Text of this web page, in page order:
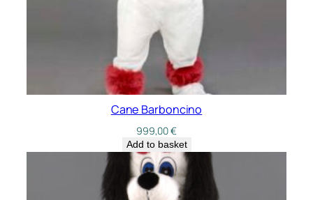
Cane Barboncino
999,00€
Add to basket